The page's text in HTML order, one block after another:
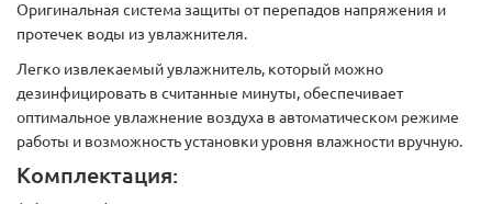
Оригинальная система защиты от перепадов напряжения и
протечек воды из увлажнителя.
Легко извлекаемый увлажнитель, который можно
дезинфицировать в считанные минуты, обеспечивает
оптимальное увлажнение воздуха в автоматическом режиме
работы и возможность установки уровня влажности вручную.
Комплектация: